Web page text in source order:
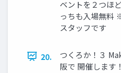
ベントを２つほ
っちも入場無料
スタッフです
20.
つくろか！３
阪で 開催しま